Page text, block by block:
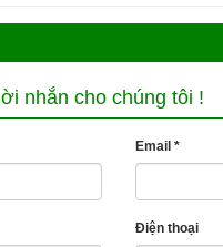
nhắn cho chúng tôi !
Email *
Điện thoại